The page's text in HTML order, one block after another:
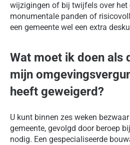
wijzigingen of bij twijfels over het
monumentale panden of
een gemeente wel een extra
Wat moet ik doen als
mijn
heeft geweigerd?
U kunt binnen zes weken
gemeente, gevolgd door beroep
nodig. Een gespecialiseerde